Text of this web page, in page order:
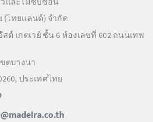
(ไทยแลนด์) จำกัด
สต์ เกตเวย์ ชั้น 6 ห้องเลขที่ 602 ถนนเทพ
ตบางนา
ประเทศไทย